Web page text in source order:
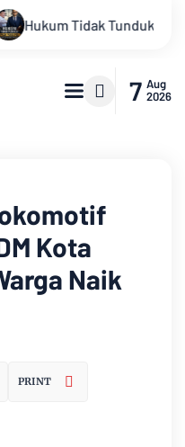
Terhadap Monopoli
7 Aug
2026
Kota
Naik
PRINT